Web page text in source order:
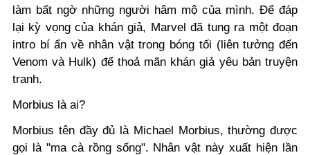
làm bất ngờ những người hâm mộ của mình. Để đáp
lại kỳ vọng của khán giả, Marvel đã tung ra một đoạn
intro bí ẩn về nhân vật trong bóng tối (liên tưởng đến
Venom và Hulk) để thoả mãn khán giả yêu bản truyện
tranh.
Morbius là ai?
Morbius tên đầy đủ là Michael Morbius, thường được
gọi là "ma cà rồng sống". Nhân vật này xuất hiện lần